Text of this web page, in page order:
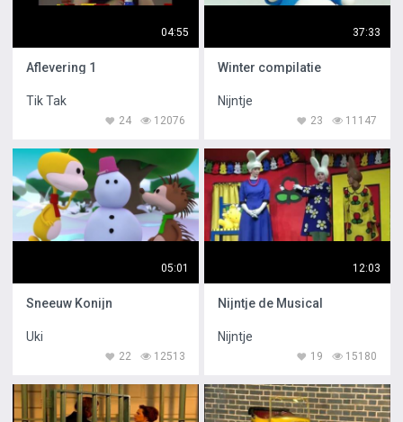
04:55
Aflevering 1
Tik Tak
12076
24
37:33
Winter compilatie
Nijntje
11147
23
05:01
Sneeuw Konijn
Uki
12513
22
12:03
Nijntje de Musical
Nijntje
15180
19